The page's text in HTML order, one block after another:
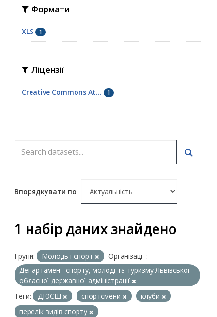
Формати
XLS 1
Ліцензії
Creative Commons At... 1
Впорядкувати по
1 набір даних знайдено
Групи: Молодь i спорт
Організації :
Департамент спорту, молоді та туризму Львівської
обласної державної адміністрації
Теги:
ДЮСШ спортсмени
клуби
перелік видів спорту